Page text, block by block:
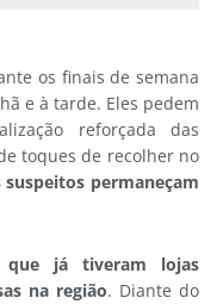
os finais de semana
e à tarde. Eles pedem
reforçada das
toques de recolher no
permaneçam
que já tiveram lojas
na região. Diante do